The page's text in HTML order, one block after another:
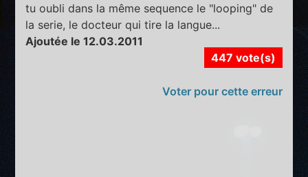
tu oubli dans la même sequence le "looping" de
la serie, le docteur qui tire la langue...
Ajoutée le 12.03.2011
447 vote(s)
Voter pour cette erreur